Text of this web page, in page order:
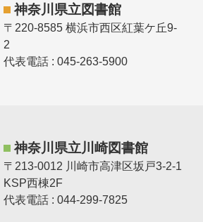
神奈川県立図書館
〒220-8585 横浜市西区紅葉ケ丘9-
2
代表電話 : 045-263-5900
神奈川県立川崎図書館
〒213-0012 川崎市高津区坂戸3-2-1
KSP西棟2F
代表電話 : 044-299-7825